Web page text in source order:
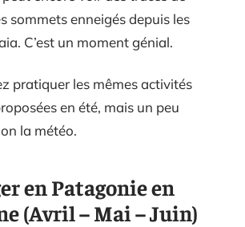
sommets enneigés depuis les
C’est un moment génial.
pratiquer les mêmes activités
en été, mais un peu
la météo.
en Patagonie en
(Avril – Mai – Juin)